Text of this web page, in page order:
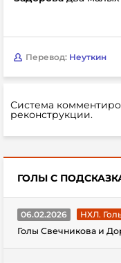
Перевод: Неуткин
Система
реконструкции.
ГОЛЫ С
06.02.2026
НХЛ.
Голы Свечникова и